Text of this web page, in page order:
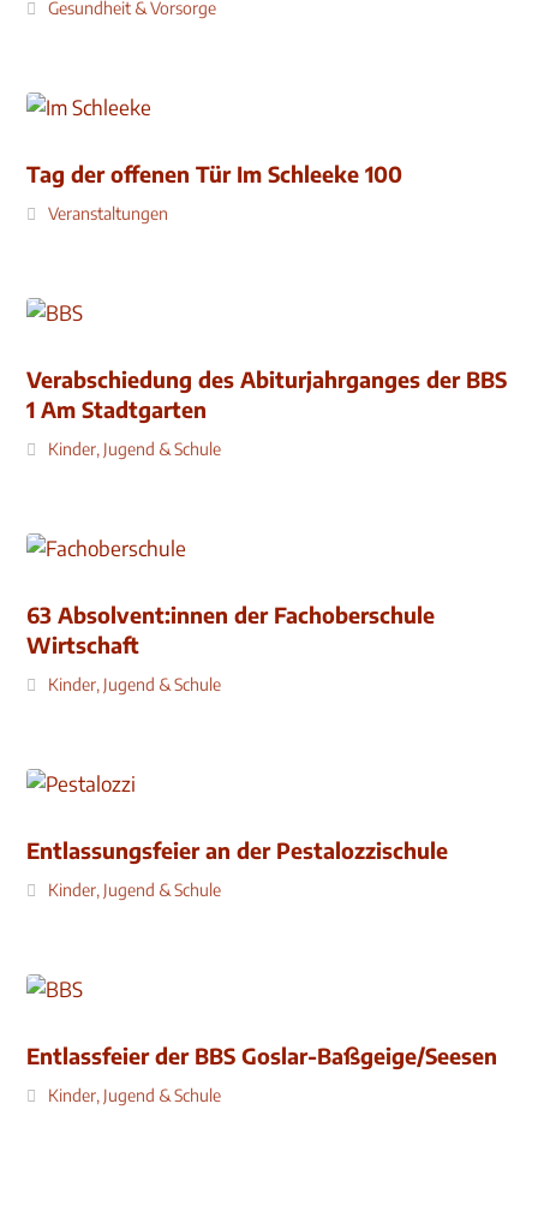
Gesundheit & Vorsorge
Tag der offenen Tür Im Schleeke 100
Veranstaltungen
Verabschiedung des Abiturjahrganges der BBS
1 Am Stadtgarten
Kinder, Jugend & Schule
63 Absolvent:innen der Fachoberschule
Wirtschaft
Kinder, Jugend & Schule
Entlassungsfeier an der Pestalozzischule
Kinder, Jugend & Schule
Entlassfeier der BBS Goslar-Baßgeige/Seesen
Kinder, Jugend & Schule